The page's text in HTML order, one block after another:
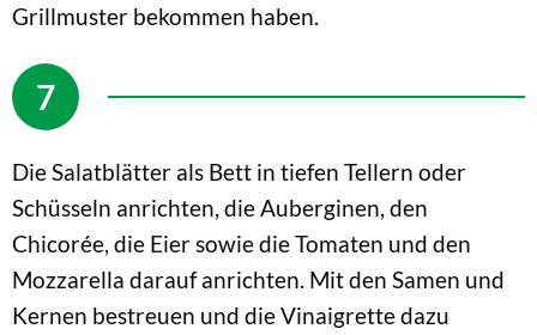
Grillmuster bekommen haben.
Die Salatblätter als Bett in tiefen Tellern oder
Schüsseln anrichten, die Auberginen, den
Chicorée, die Eier sowie die Tomaten und den
Mozzarella darauf anrichten. Mit den Samen und
Kernen bestreuen und die Vinaigrette dazu